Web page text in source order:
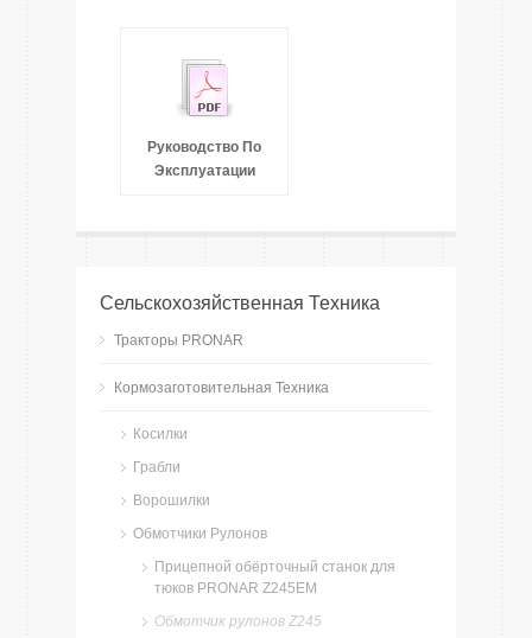
Руководство По
Эксплуатации
Сельскохозяйственная Техника
Тракторы PRONAR
Кормозаготовительная Техника
Косилки
Грабли
Ворошилки
Обмотчики Рулонов
Прицепной обёрточный станок для
тюков PRONAR Z245EM
Обмотчик рулонов Z245